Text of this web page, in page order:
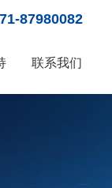
87980082
联系我们